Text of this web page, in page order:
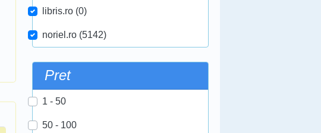
libris.ro (0)
noriel.ro (5142)
Pret
1 - 50
50 - 100